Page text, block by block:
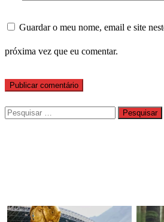
Guardar o meu nome, email e site
próxima vez que eu comentar.
Pesquisar
por: